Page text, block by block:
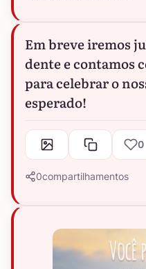
Em breve iremos
dente e contamos
para celebrar o
esperado!
0
0compartilhamentos